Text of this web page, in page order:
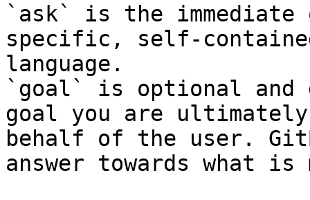
`ask` is the
specific, self-
language.
`goal` is optional and
goal you are
behalf of the user.
answer towards what